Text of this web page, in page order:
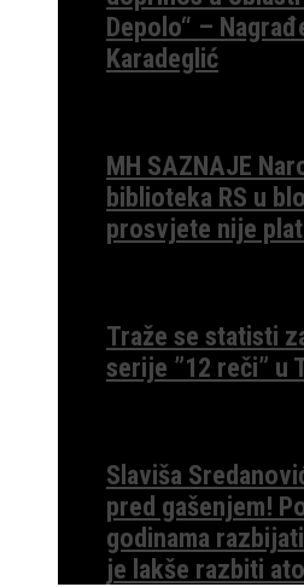
Depolo“ –
Karadeglić
MH SAZNAJE
biblioteka RS u
prosvjete nije
Traže se statisti
serije ”12 reči” u
Slaviša
pred gašenjem!
godinama
je lakše razbiti